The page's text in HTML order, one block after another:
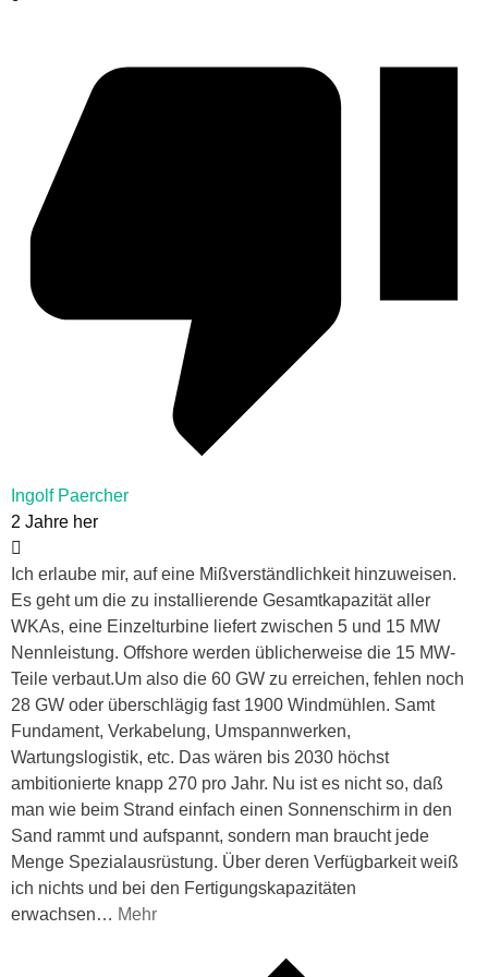
Ingolf Paercher
2 Jahre her
Ich erlaube mir, auf eine Mißverständlichkeit hinzuweisen.
Es geht um die zu installierende Gesamtkapazität aller
WKAs, eine Einzelturbine liefert zwischen 5 und 15 MW
Nennleistung. Offshore werden üblicherweise die 15 MW-
Teile verbaut.Um also die 60 GW zu erreichen, fehlen noch
28 GW oder überschlägig fast 1900 Windmühlen. Samt
Fundament, Verkabelung, Umspannwerken,
Wartungslogistik, etc. Das wären bis 2030 höchst
ambitionierte knapp 270 pro Jahr. Nu ist es nicht so, daß
man wie beim Strand einfach einen Sonnenschirm in den
Sand rammt und aufspannt, sondern man braucht jede
Menge Spezialausrüstung. Über deren Verfügbarkeit weiß
ich nichts und bei den Fertigungskapazitäten
erwachsen… Mehr